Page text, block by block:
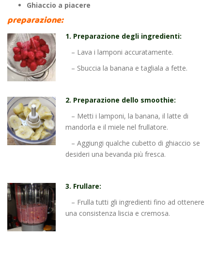
Ghiaccio a piacere
preparazione:
1. Preparazione degli ingredienti:
– Lava i lamponi accuratamente.
– Sbuccia la banana e tagliala a fette.
2. Preparazione dello smoothie:
– Metti i lamponi, la banana, il latte di
mandorla e il miele nel frullatore.
– Aggiungi qualche cubetto di ghiaccio se
desideri una bevanda più fresca.
3. Frullare:
– Frulla tutti gli ingredienti fino ad ottenere
una consistenza liscia e cremosa.